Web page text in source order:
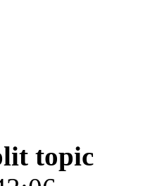
topic